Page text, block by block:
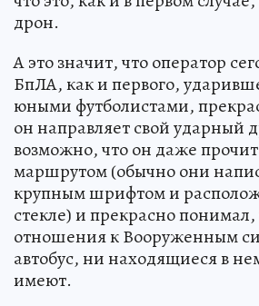
дрон.
А это значит, что оператор
БпЛА, как и первого,
юными футболистами,
он направляет свой ударный
возможно, что он даже
маршрутом (обычно они
крупным шрифтом и
стекле) и прекрасно понимал,
отношения к Вооруженным
автобус, ни находящиеся в
имеют.